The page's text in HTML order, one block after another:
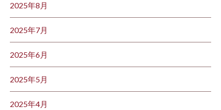
2025年8月
2025年7月
2025年6月
2025年5月
2025年4月